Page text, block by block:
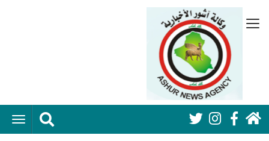
إلى
Social
قائمة
جانبية
الرئيسية